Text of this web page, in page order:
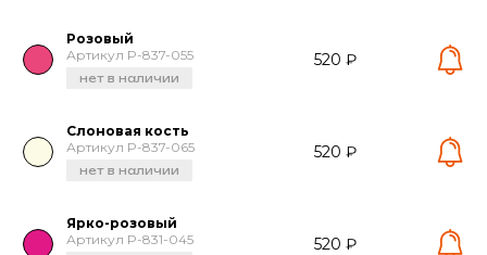
Розовый
Артикул P-837-055
нет в наличии
520 ₽
Слоновая кость
Артикул P-837-065
нет в наличии
520 ₽
Ярко-розовый
Артикул P-831-045
520 ₽